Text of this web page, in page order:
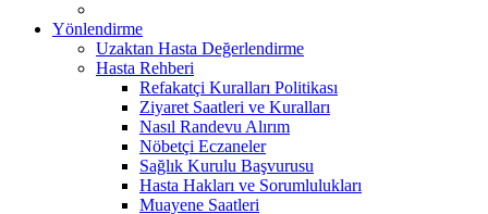
Yönlendirme
Uzaktan Hasta Değerlendirme
Hasta Rehberi
Refakatçi Kuralları Politikası
Ziyaret Saatleri ve Kuralları
Nasıl Randevu Alırım
Nöbetçi Eczaneler
Sağlık Kurulu Başvurusu
Hasta Hakları ve Sorumlulukları
Muayene Saatleri